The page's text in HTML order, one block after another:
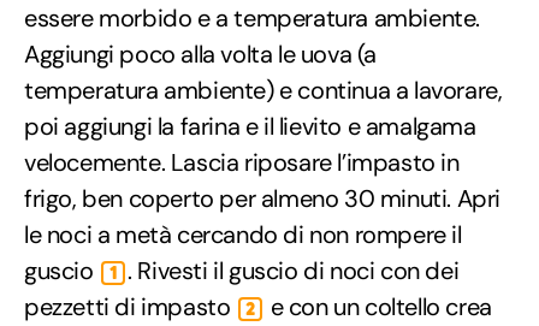
essere morbido e a temperatura ambiente.
Aggiungi poco alla volta le uova (a
temperatura ambiente) e continua a lavorare,
poi aggiungi la farina e il lievito e amalgama
velocemente. Lascia riposare l’impasto in
frigo, ben coperto per almeno 30 minuti. Apri
le noci a metà cercando di non rompere il
guscio
1 . Rivesti il guscio di noci con dei
pezzetti di impasto
2
e con un coltello crea